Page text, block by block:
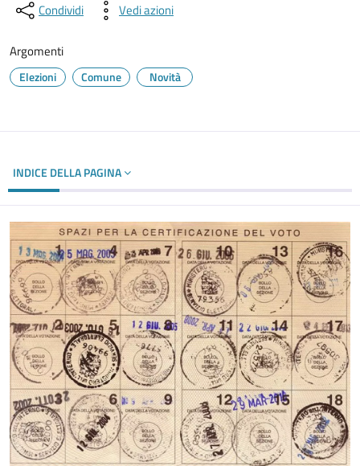
Condividi Vedi azioni
Argomenti
Elezioni Comune Novità
INDICE DELLA PAGINA